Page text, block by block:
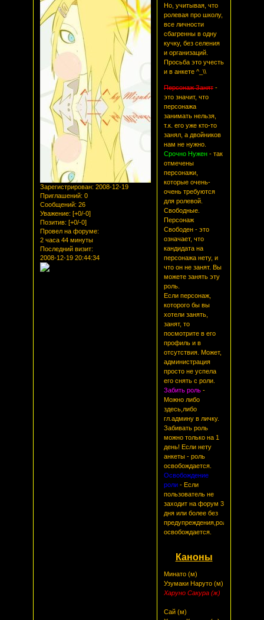
Зарегистрирован: 2008-12-19
Приглашений: 0
Сообщений: 26
Уважение: [+0/-0]
Позитив: [+0/-0]
Провел на форуме:
2 часа 44 минуты
Последний визит:
2008-12-19 20:44:34
Но, учитывая, что
ролевая про школу,
все личности
сбагренны в одну
кучку, без селения
и организаций.
Просьба это учесть
и в анкете ^_\\
Персонаж Занят -
это значит, что
персонажа
занимать нельзя,
т.к. его уже кто-то
занял, а двойников
нам не нужно.
Срочно Нужен - так
отмечены
персонажи,
которые очень-
очень требуются
для ролевой.
Свободные.
Персонаж
Свободен - это
означает, что
кандидата на
персонажа нету, и
что он не занят. Вы
можете занять эту
роль.
Если персонаж,
которого бы вы
хотели занять,
занят, то
посмотрите в его
профиль и в
отсутствия. Может,
администрация
просто не успела
его снять с роли.
Забить роль -
Можно либо
здесь,либо
гл.админу в личку.
Забивать роль
можно только на 1
день! Если нету
анкеты - роль
освобождается.
Освобождение
роли - Если
пользователь не
заходит на форум 3
дня или более без
предупреждения,роль
освобождается.
Каноны
Минато (м)
Узумаки Наруто (м)
Харуно Сакура (ж)
Сай (м)